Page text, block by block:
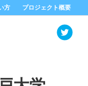
方 プロジェクト概要